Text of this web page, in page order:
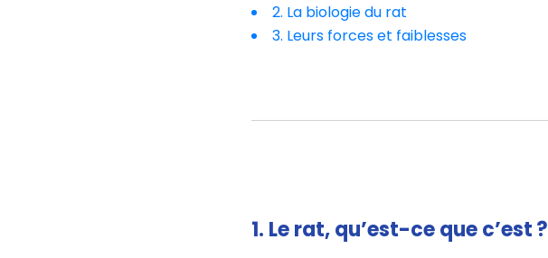
2. La biologie du rat
3. Leurs forces et faiblesses
1. Le rat, qu’est-ce que c’est ?